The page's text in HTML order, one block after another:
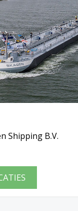
Shipping B.V.